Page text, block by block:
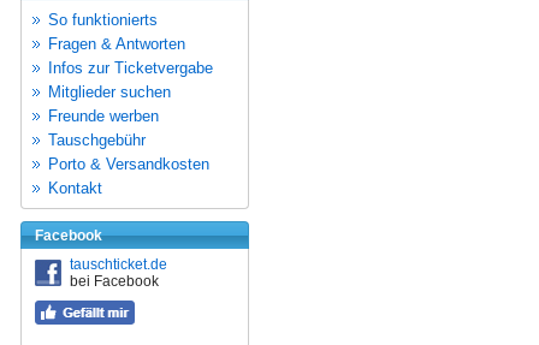
So funktionierts
Fragen & Antworten
Infos zur Ticketvergabe
Mitglieder suchen
Freunde werben
Tauschgebühr
Porto & Versandkosten
Kontakt
Facebook
tauschticket.de
bei Facebook